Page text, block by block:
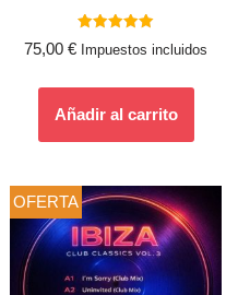
Valorado
con
75,00 € Impuestos incluidos
Añadir al carrito
OFERTA